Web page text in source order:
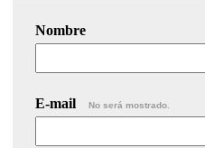
Nombre
E-mail No será mostrado.